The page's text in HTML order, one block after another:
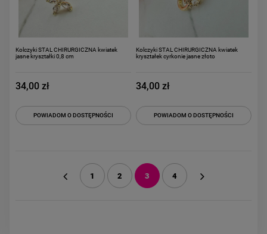
Kolczyki STAL CHIRURGICZNA kwiatek
jasne kryształki 0,8 cm
34,00 zł
POWIADOM O DOSTĘPNOŚCI
Kolczyki STAL CHIRURGICZNA kwiatek
kryształek cyrkonie jasne złoto
34,00 zł
POWIADOM O DOSTĘPNOŚCI
1 2 3 4